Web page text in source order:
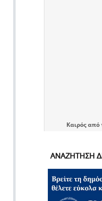
Καιρόςαπό
ΑΝΑΖΗΤΗΣΗ